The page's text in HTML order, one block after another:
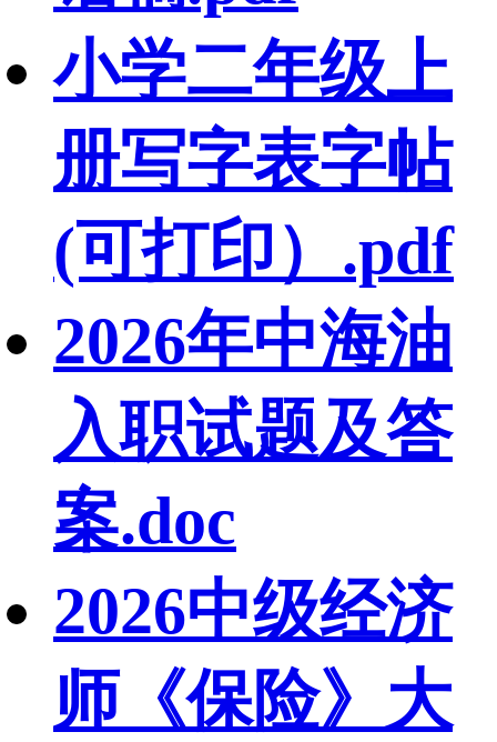
小学二年级上
册写字表字帖
(可打印）.pdf
2026年中海油
入职试题及答
案.doc
2026中级经济
师《保险》大